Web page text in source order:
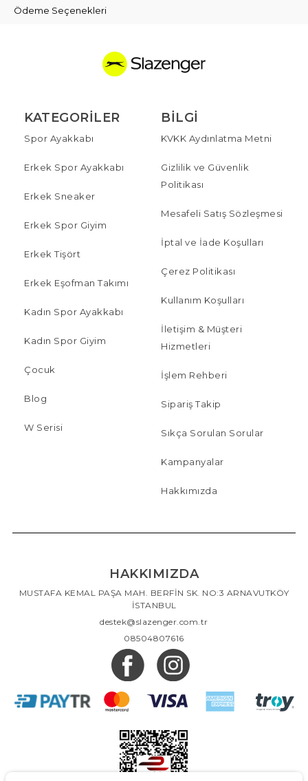
Ödeme Seçenekleri
KATEGORILER
Spor Ayakkabı
Erkek Spor Ayakkabı
Erkek Sneaker
Erkek Spor Giyim
Erkek Tişört
Erkek Eşofman Takımı
Kadın Spor Ayakkabı
Kadın Spor Giyim
Çocuk
Blog
W Serisi
BILGI
KVKK Aydınlatma Metni
Gizlilik ve Güvenlik
Politikası
Mesafeli Satış Sözleşmesi
İptal ve İade Koşulları
Çerez Politikası
Kullanım Koşulları
İletişim & Müşteri
Hizmetleri
İşlem Rehberi
Sipariş Takip
Sıkça Sorulan Sorular
Kampanyalar
Hakkımızda
HAKKIMIZDA
MUSTAFA KEMAL PAŞA MAH. BERFİN SK. NO:3 ARNAVUTKÖY
İSTANBUL
destek@slazenger.com.tr
08504807616